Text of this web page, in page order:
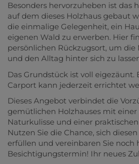
Besonders hervorzuheben ist das
auf dem dieses Holzhaus gebaut
die einmalige Gelegenheit, ein
eigenen Wald zu erwerben. Hier
persönlichen Rückzugsort, um
und den Alltag hinter sich zu
Das Grundstück ist voll eigezäunt.
Carport kann jederzeit errichtet
Dieses Angebot verbindet die
gemütlichen Holzhauses mit
Naturkulisse und einer
Nutzen Sie die Chance, sich
erfüllen und vereinbaren Sie noch
Besichtigungstermin! Ihr neues